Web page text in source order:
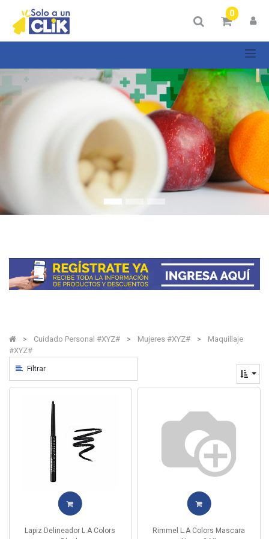
0
Cuidado Personal #XYZ# Mujeres #XYZ#
Maquillaje
#XYZ#
Filtrar
Mostrar
Categorías
Mostrar
opciones
Lapiz Delineador L.A Colors
Rimmel L.A Colors Mascara